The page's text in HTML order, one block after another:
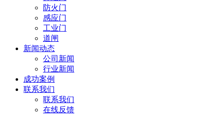
防火门
感应门
工业门
道闸
新闻动态
公司新闻
行业新闻
成功案例
联系我们
联系我们
在线反馈